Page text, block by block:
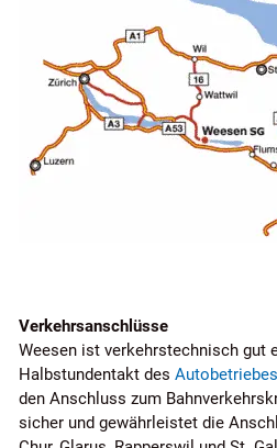
Verkehrsanschlüsse
Weesen ist verkehrstechnisch gut
Halbstundentakt des
den Anschluss zum
sicher und gewährleistet die